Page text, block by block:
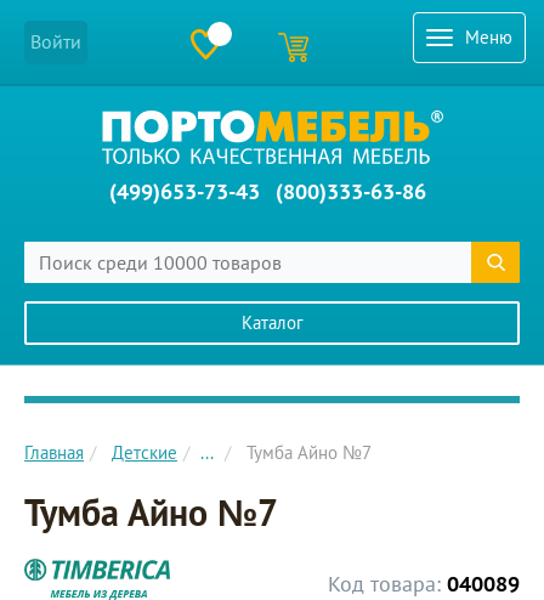
Меню
Войти
(499)653-73-43 (800)333-63-86
Каталог
Главное меню сайта
Главная Детские ... Тумба Айно №7
Тумба Айно №7
Код товара: 040089